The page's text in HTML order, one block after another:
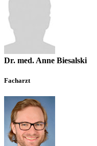
Dr. med. Anne Biesalski
Facharzt